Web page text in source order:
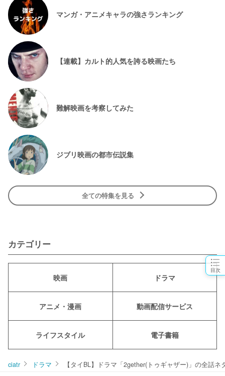
目次
マンガ・アニメキャラの強さランキング
【連載】カルト的人気を誇る映画たち
難解映画を考察してみた
ジブリ映画の都市伝説集
全ての特集を見る
カテゴリー
映画 ドラマ
アニメ・漫画 動画配信サービス
ライフスタイル 電子書籍
ciatr ドラマ 【タイBL】ドラマ「2gether(トゥギャザー)」の全話